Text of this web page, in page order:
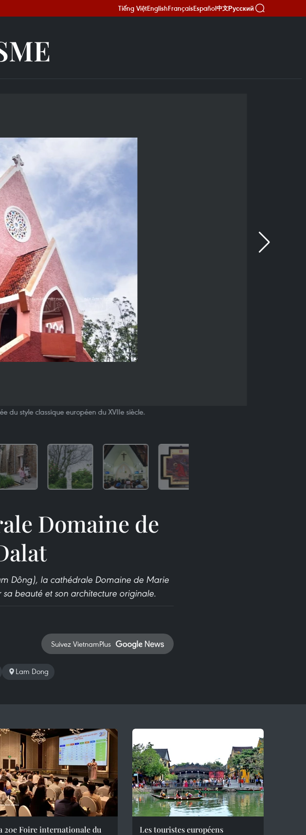
Tiếng ViệtEnglishFrançaisEspañol中文Русский
du style classique européen du XVIIe siècle.
Domaine de
Dông), la cathédrale Domaine de Marie
beauté et son architecture originale.
Suivez VietnamPlus
Lam Dong
20e Foire internationale du
Les touristes européens